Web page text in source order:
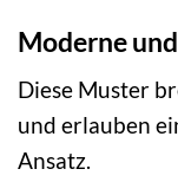
Moderne
Diese Muster
und erlauben
Ansatz.